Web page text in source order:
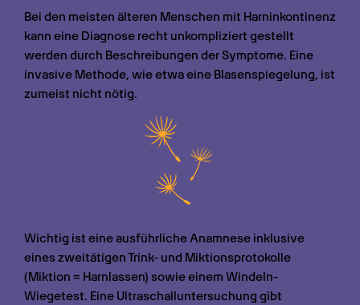
Bei den meisten älteren Menschen mit Harninkontinenz
kann eine Diagnose recht unkompliziert gestellt
werden durch Beschreibungen der Symptome. Eine
invasive Methode, wie etwa eine Blasenspiegelung, ist
zumeist nicht nötig.
Wichtig ist eine ausführliche Anamnese inklusive
eines zweitätigen Trink- und Miktionsprotokolle
(Miktion = Harnlassen) sowie einem Windeln-
Wiegetest. Eine Ultraschalluntersuchung gibt